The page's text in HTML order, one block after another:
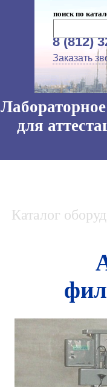
поиск по
8 (812)
Заказать
для
Каталог